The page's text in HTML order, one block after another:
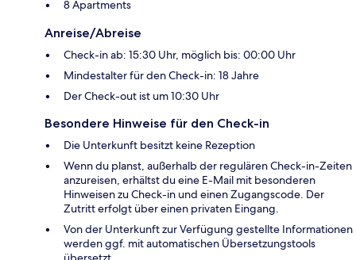
8 Apartments
Anreise/Abreise
Check-in ab: 15:30 Uhr, möglich bis: 00:00 Uhr
Mindestalter für den Check-in: 18 Jahre
Der Check-out ist um 10:30 Uhr
Besondere Hinweise für den Check-in
Die Unterkunft besitzt keine Rezeption
Wenn du planst, außerhalb der regulären Check-in-Zeiten
anzureisen, erhältst du eine E-Mail mit besonderen
Hinweisen zu Check-in und einen Zugangscode. Der
Zutritt erfolgt über einen privaten Eingang.
Von der Unterkunft zur Verfügung gestellte Informationen
werden ggf. mit automatischen Übersetzungstools